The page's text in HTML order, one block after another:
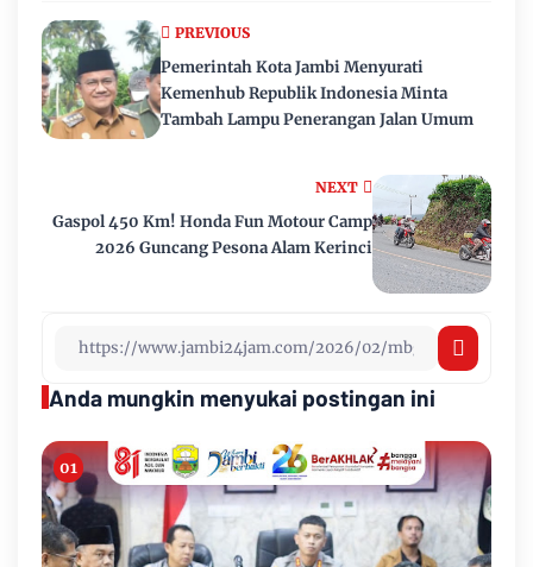
NEXT
Gaspol 450 Km! Honda Fun Motour Camp
2026 Guncang Pesona Alam Kerinci
PREVIOUS
Pemerintah Kota Jambi Menyurati
Kemenhub Republik Indonesia Minta
Tambah Lampu Penerangan Jalan Umum
Anda mungkin menyukai postingan ini